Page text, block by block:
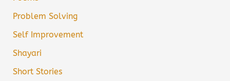
Problem Solving
Self Improvement
Shayari
Short Stories